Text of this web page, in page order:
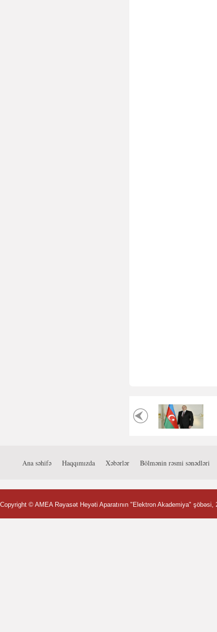
Ana səhifə Haqqımızda Xəbərlər Bölmənin rəsmi sənədləri
Copyright © AMEA Rəyasət Heyəti Aparatının "Elektron Akademiya" şöbəsi,